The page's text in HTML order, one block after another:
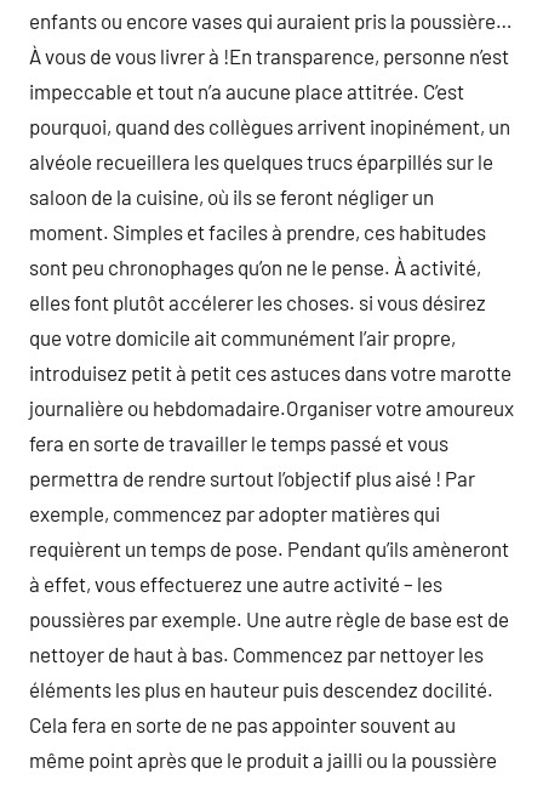
enfants ou encore vases qui auraient pris la poussière…
À vous de vous livrer à !En transparence, personne n’est
impeccable et tout n’a aucune place attitrée. C’est
pourquoi, quand des collègues arrivent inopinément, un
alvéole recueillera les quelques trucs éparpillés sur le
saloon de la cuisine, où ils se feront négliger un
moment. Simples et faciles à prendre, ces habitudes
sont peu chronophages qu’on ne le pense. À activité,
elles font plutôt accélerer les choses. si vous désirez
que votre domicile ait communément l’air propre,
introduisez petit à petit ces astuces dans votre marotte
journalière ou hebdomadaire.Organiser votre amoureux
fera en sorte de travailler le temps passé et vous
permettra de rendre surtout l’objectif plus aisé ! Par
exemple, commencez par adopter matières qui
requièrent un temps de pose. Pendant qu’ils amèneront
à effet, vous effectuerez une autre activité – les
poussières par exemple. Une autre règle de base est de
nettoyer de haut à bas. Commencez par nettoyer les
éléments les plus en hauteur puis descendez docilité.
Cela fera en sorte de ne pas appointer souvent au
même point après que le produit a jailli ou la poussière